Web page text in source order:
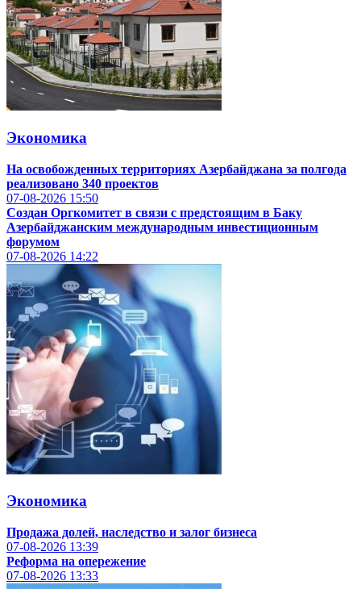
Экономика
На освобожденных территориях Азербайджана за полгода
реализовано 340 проектов
07-08-2026 15:50
Создан Оргкомитет в связи с предстоящим в Баку
Азербайджанским международным инвестиционным
форумом
07-08-2026 14:22
Экономика
Продажа долей, наследство и залог бизнеса
07-08-2026 13:39
Реформа на опережение
07-08-2026 13:33